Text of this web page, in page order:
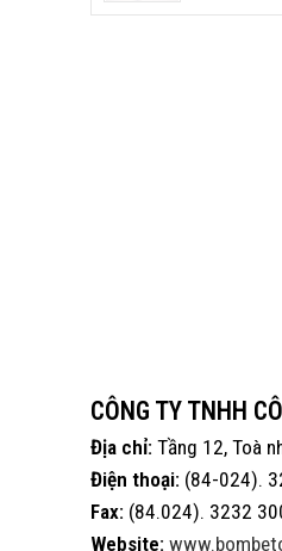
CÔNG TY TNHH
Địa chỉ: Tầng 12, Toà
Điện thoại: (84-024).
Fax: (84.024). 3232
Website: